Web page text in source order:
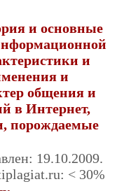
и основные
и
и
общения и
в Интернет,
порождаемые
19.10.2009.
< 30%